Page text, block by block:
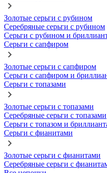
Золотые серьги с рубином
Серебряные серьги с рубином
Серьги с рубином и
Серьги с сапфиром
Золотые серьги с сапфиром
Серьги с сапфиром и
Серьги с топазами
Золотые серьги с топазами
Серебряные серьги с топазами
Серьги с топазом и
Серьги с фианитами
Золотые серьги с фианитами
Серебряные серьги с